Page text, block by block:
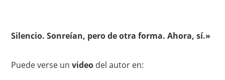
Silencio. Sonreían, pero de otra forma. Ahora, sí.»
Puede verse unvideo del autor en: